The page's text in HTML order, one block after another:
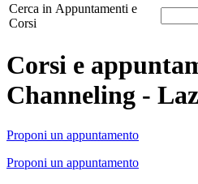
Cerca in Appuntamenti e
Corsi
Corsi e
Channeling -
Proponi un appuntamento
Proponi un appuntamento